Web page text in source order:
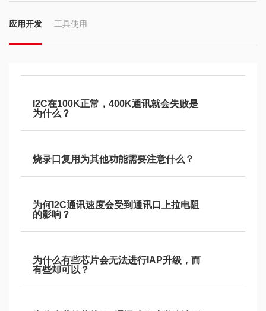
应用开发 工具使用
I2C在100K正常，400K通讯就会失败是
为什么？
烧录口复用为其他功能需要注意什么？
为何I2C通讯速度会受到通讯口上拉电阻
的影响？
为什么有些芯片会无法进行IAP升级，而
有些却可以？